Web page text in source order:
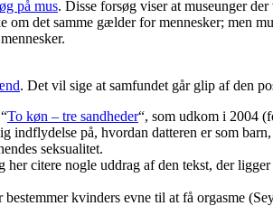
på mus. Disse forsøg viser at museunger
det samme gælder for mennesker; men
. Det vil sige at samfundet går glip af den
To køn – tre sandheder“, som udkom i 2004
på, hvordan datteren er som
seksualitet.
citere nogle uddrag af den tekst, der
kvinders evne til at få orgasme